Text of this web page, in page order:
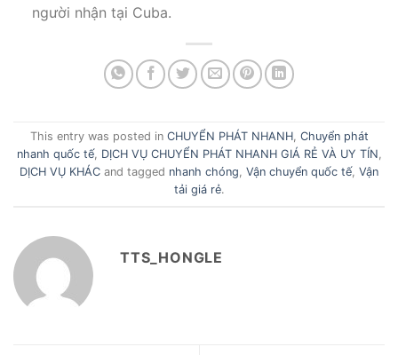
người nhận tại Cuba.
This entry was posted in CHUYỂN PHÁT NHANH, Chuyển phát
nhanh quốc tế, DỊCH VỤ CHUYỂN PHÁT NHANH GIÁ RẺ VÀ UY TÍN,
DỊCH VỤ KHÁC and tagged nhanh chóng, Vận chuyển quốc tế, Vận
tải giá rẻ.
TTS_HONGLE